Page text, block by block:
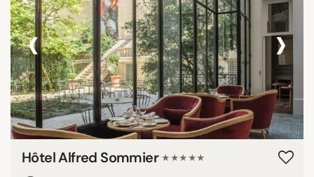
‹ ›
Hôtel Alfred Sommier ★★★★★